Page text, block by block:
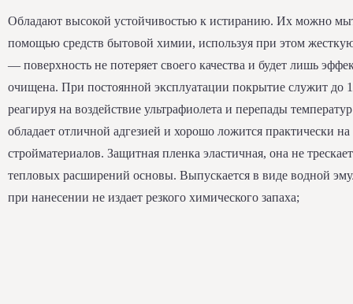
Обладают высокой устойчивостью к истиранию. Их можно
помощью средств бытовой химии, используя при этом
— поверхность не потеряет своего качества и будет лишь
очищена. При постоянной эксплуатации покрытие служит до
реагируя на воздействие ультрафиолета и перепады
обладает отличной адгезией и хорошо ложится практически
стройматериалов. Защитная пленка эластичная, она не
тепловых расширений основы. Выпускается в виде водной
при нанесении не издает резкого химического запаха;